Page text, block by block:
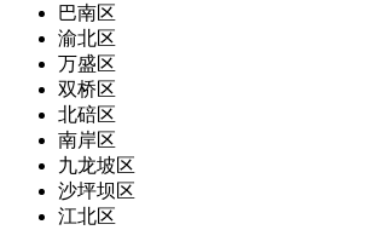
巴南区
渝北区
万盛区
双桥区
北碚区
南岸区
九龙坡区
沙坪坝区
江北区